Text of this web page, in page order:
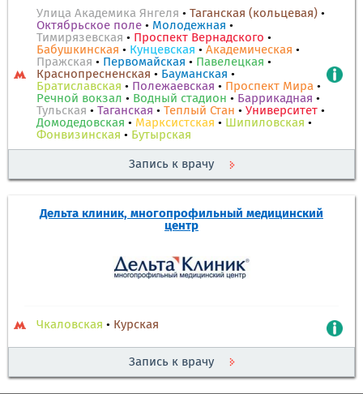
Улица Академика Янгеля • Таганская (кольцевая) •
Октябрьское поле • Молодежная •
Тимирязевская • Проспект Вернадского •
Бабушкинская • Кунцевская • Академическая •
Пражская • Первомайская • Павелецкая •
Краснопресненская • Бауманская •
Братиславская • Полежаевская • Проспект Мира •
Речной вокзал • Водный стадион • Баррикадная •
Тульская • Таганская • Теплый Стан • Университет •
Домодедовская • Марксистская • Шипиловская •
Фонвизинская • Бутырская
Запись к врачу
Дельта клиник, многопрофильный медицинский
центр
Чкаловская • Курская
Запись к врачу